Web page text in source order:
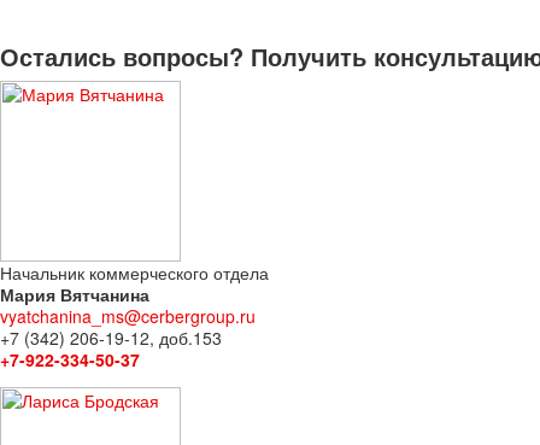
Остались вопросы? Получить
Начальник коммерческого отдела
Мария Вятчанина
vyatchanina_ms@cerbergroup.ru
+7 (342) 206-19-12, доб.153
+7-922-334-50-37